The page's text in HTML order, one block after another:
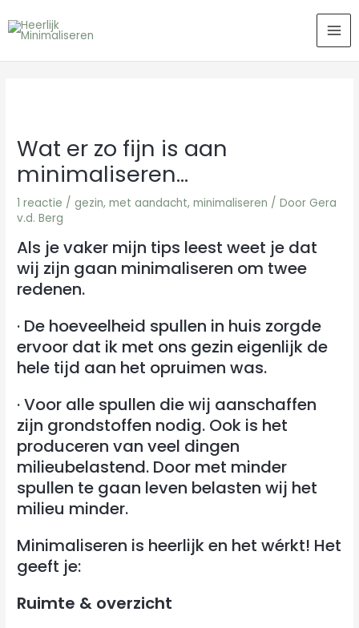
naar
Wat er zo fijn is aan
minimaliseren…
1 reactie / gezin,met aandacht,minimaliseren / Door Gera
v.d. Berg
Als je vaker mijn tips leest weet je dat
wij zijn gaan minimaliseren om twee
redenen.
· De hoeveelheid spullen in huis zorgde
ervoor dat ik met ons gezin eigenlijk de
hele tijd aan het opruimen was.
· Voor alle spullen die wij aanschaffen
zijn grondstoffen nodig. Ook is het
produceren van veel dingen
milieubelastend. Door met minder
spullen te gaan leven belasten wij het
milieu minder.
Minimaliseren is heerlijk en het wérkt! Het
geeft je:
Ruimte & overzicht